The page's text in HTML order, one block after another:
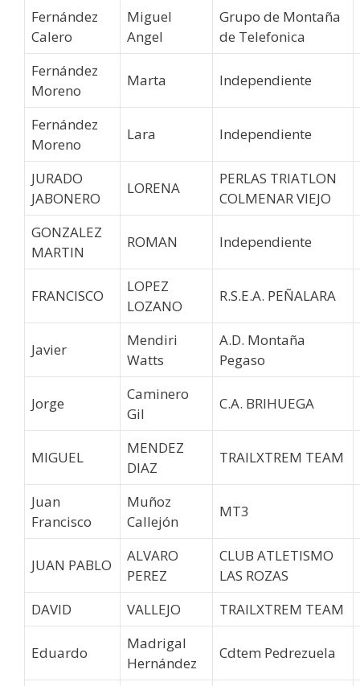
Fernández
Calero
Miguel
Angel
Grupo de Montaña
de Telefonica
Fernández
Moreno
Marta Independiente
Fernández
Moreno
Lara Independiente
JURADO
JABONERO
LORENA
PERLAS TRIATLON
COLMENAR VIEJO
GONZALEZ
MARTIN
ROMAN Independiente
FRANCISCO
LOPEZ
LOZANO
R.S.E.A. PEÑALARA
Javier
Mendiri
Watts
A.D. Montaña
Pegaso
Jorge
Caminero
Gil
C.A. BRIHUEGA
MIGUEL
MENDEZ
DIAZ
TRAILXTREM TEAM
Juan
Francisco
Muñoz
Callejón
MT3
JUAN PABLO
ALVARO
PEREZ
CLUB ATLETISMO
LAS ROZAS
DAVID
VALLEJO TRAILXTREM TEAM
Eduardo
Madrigal
Hernández
Cdtem Pedrezuela